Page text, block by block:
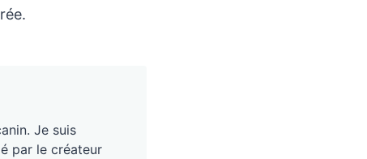
Je suis
par le créateur